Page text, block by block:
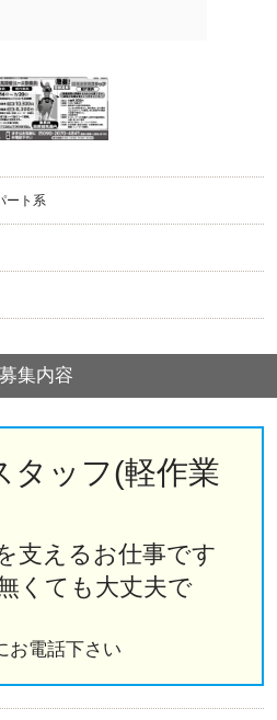
ート系
募集内容
タッフ(軽作業
支えるお仕事です
くても大丈夫で
お電話下さい